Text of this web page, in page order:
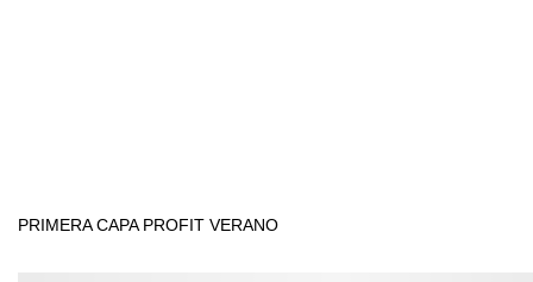
PRIMERA CAPA PROFIT VERANO